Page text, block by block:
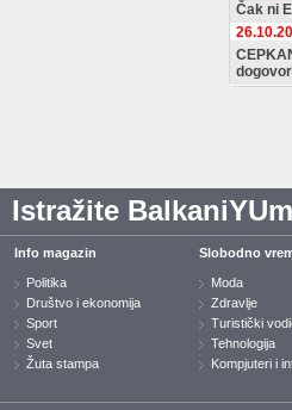
Čak ni
Istražite BalkaniYUm
Info magazin
Politika
Društvo i ekonomija
Sport
Svet
Žuta stampa
Slobodno
Moda
Zdravlje
Turistički
Tehnologija
Kompjuteri i